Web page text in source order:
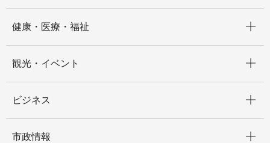
健康・医療・福祉
観光・イベント
ビジネス
市政情報